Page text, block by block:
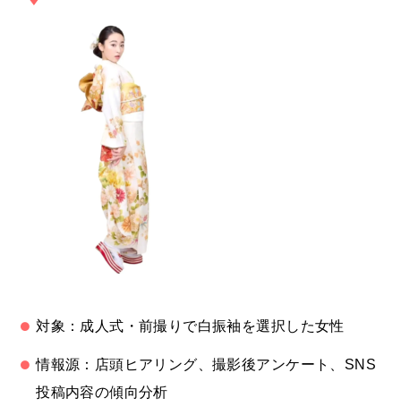
対象：成人式・前撮りで白振袖を選択した女性
情報源：店頭ヒアリング、撮影後アンケート、SNS
投稿内容の傾向分析